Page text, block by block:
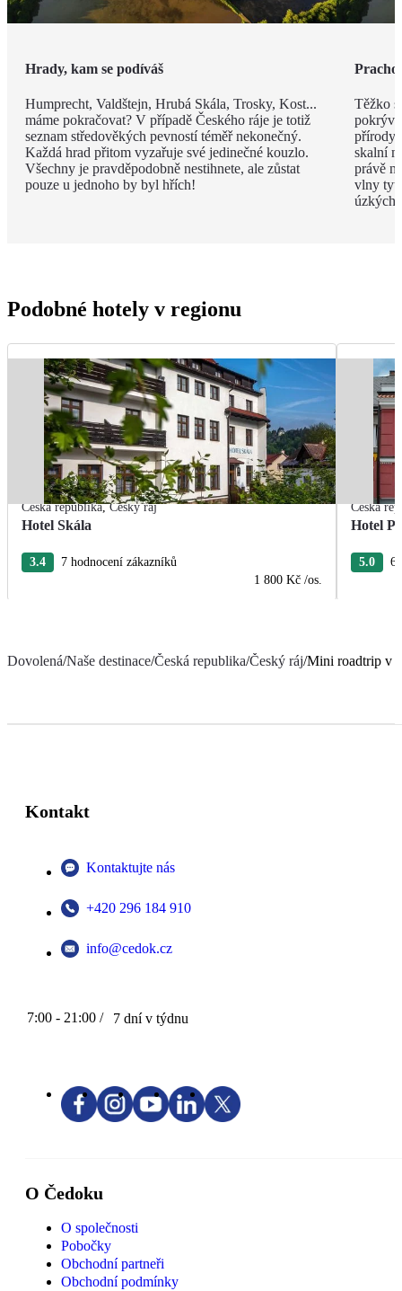
Hrady, kam se podíváš
Humprecht, Valdštejn, Hrubá Skála, Trosky, Kost...
máme pokračovat? V případě Českého ráje je totiž
seznam středověkých pevností téměř nekonečný.
Každá hrad přitom vyzařuje své jedinečné kouzlo.
Všechny je pravděpodobně nestihnete, ale zůstat
pouze u jednoho by byl hřích!
Těžko
přírody
skalní
právě
vlny
úzkých
Podobné hotely v regionu
Česká republika,Český ráj
Hotel Skála
3.4
7 hodnocení zákazníků
1 800 Kč /os.
Česká
Hotel
5.0 6
Dovolená/Naše destinace/Česká republika/Český ráj/Mini roadtrip v
Kontakt
Kontaktujte nás
+420 296 184 910
info@cedok.cz
7:00 - 21:00 / 7 dní v týdnu
O Čedoku
O společnosti
Pobočky
Obchodní partneři
Obchodní podmínky